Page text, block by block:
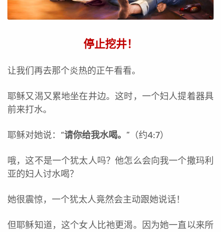
停止挖井！
让我们再去那个炎热的正午看看。
耶稣又渴又累地坐在井边。这时，一个妇人提着器具
前来打水。
耶稣对她说：“请你给我水喝。 ”（约4:7）
哦，这不是一个犹太人吗？他怎么会向我一个撒玛利
亚的妇人讨水喝？
她很震惊，一个犹太人竟然会主动跟她说话！
但耶稣知道，这个女人比祂更渴。因为她一直以来所